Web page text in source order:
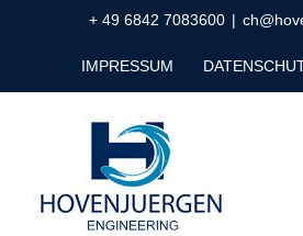
+ 49 6842 7083600 |
IMPRESSUM